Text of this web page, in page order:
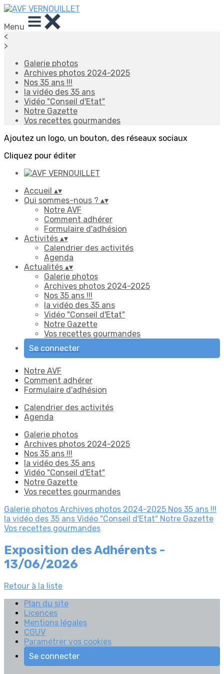
Menu
<
>
Galerie photos
Archives photos 2024-2025
Nos 35 ans !!!
la vidéo des 35 ans
Vidéo "Conseil d'Etat"
Notre Gazette
Vos recettes gourmandes
Ajoutez un logo, un bouton, des réseaux sociaux
Cliquez pour éditer
Accueil ▴▾
Qui sommes-nous ? ▴▾
Notre AVF
Comment adhérer
Formulaire d'adhésion
Activités ▴▾
Calendrier des activités
Agenda
Actualités ▴▾
Galerie photos
Archives photos 2024-2025
Nos 35 ans !!!
la vidéo des 35 ans
Vidéo "Conseil d'Etat"
Notre Gazette
Vos recettes gourmandes
Se connecter
Notre AVF
Comment adhérer
Formulaire d'adhésion
Calendrier des activités
Agenda
Galerie photos
Archives photos 2024-2025
Nos 35 ans !!!
la vidéo des 35 ans
Vidéo "Conseil d'Etat"
Notre Gazette
Vos recettes gourmandes
Galerie photos Archives photos 2024-2025 Nos 35 ans !!!
la vidéo des 35 ans Vidéo "Conseil d'Etat" Notre Gazette
Vos recettes gourmandes
Exposition des Adhérents -
13/06/2026
Retour à la liste
Plan du site
Licences
Mentions légales
CGUV
Paramétrer vos cookies
Se connecter